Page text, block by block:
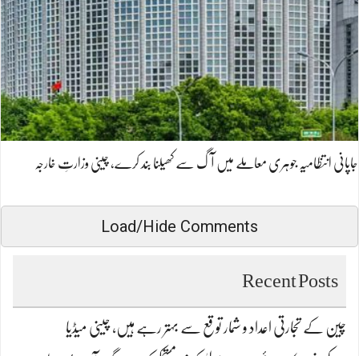
جاپانی انتظامیہ جوہری معاملے میں آگ سے کھیلنا بند کرے، چینی وزارتِ خارجہ
Load/Hide Comments
Recent Posts
چین کے تجارتی اعداد و شمار توقع سے بہتر رہے ہیں، چینی میڈیا